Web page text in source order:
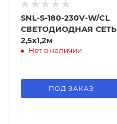
SNL-S-180-230V-W/CL
СВЕТОДИОДНАЯ СЕТЬ
2,5х1,2м
Нет в наличии
ПОД ЗАКАЗ